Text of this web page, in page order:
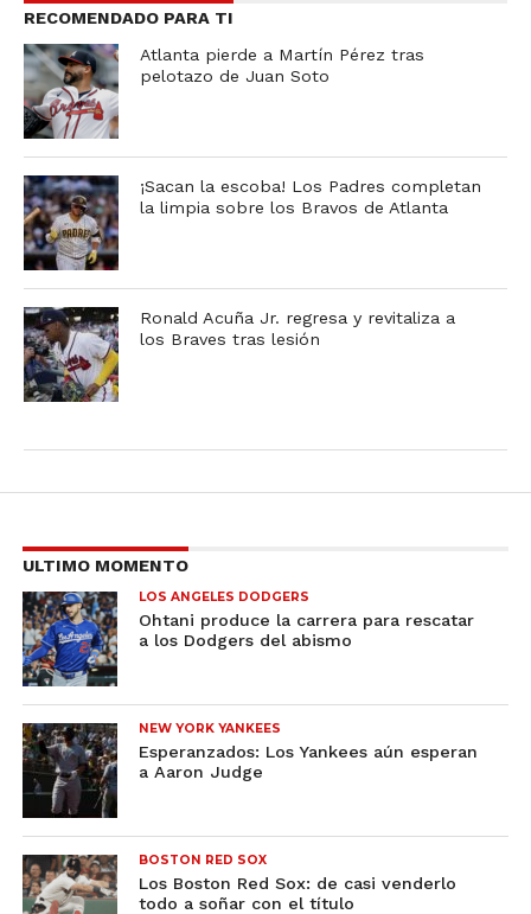
RECOMENDADO PARA TI
Atlanta pierde a Martín Pérez tras
pelotazo de Juan Soto
¡Sacan la escoba! Los Padres completan
la limpia sobre los Bravos de Atlanta
Ronald Acuña Jr. regresa y revitaliza a
los Braves tras lesión
ULTIMO MOMENTO
LOS ANGELES DODGERS
Ohtani produce la carrera para rescatar
a los Dodgers del abismo
NEW YORK YANKEES
Esperanzados: Los Yankees aún esperan
a Aaron Judge
BOSTON RED SOX
Los Boston Red Sox: de casi venderlo
todo a soñar con el título